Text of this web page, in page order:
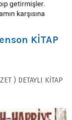
KİTAP
) DETAYLI KİTAP